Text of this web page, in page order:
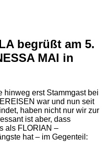
begrüßt am 5.
MAI in
hinweg erst Stammgast bei
war und nun seit
haben nicht nur wir zur
ist aber, dass
als FLORIAN –
hat – im Gegenteil: